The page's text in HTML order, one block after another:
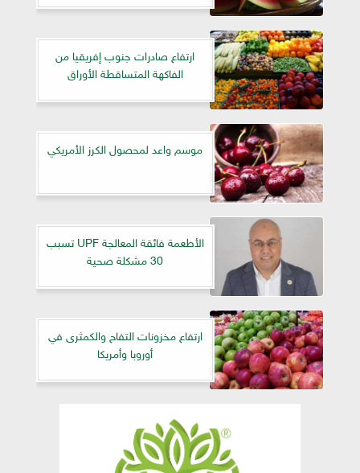
ارتفاع صادرات جنوب إفريقيا من
الفاكهة المتساقطة الأوراق
موسم واعد لمحصول الكرز الأمريكي
الأطعمة فائقة المعالجة UPF تسبب
30 مشكلة صحية
ارتفاع مخزونات التفاح والكمثرى في
أوروبا وأمريكا